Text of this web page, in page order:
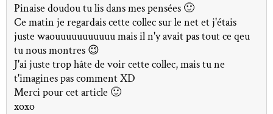
Pinaise doudou tu lis dans mes pensées 🙂
Ce matin je regardais cette collec sur le net et j'étais
juste waouuuuuuuuuuu mais il n'y avait pas tout ce qeu
tu nous montres 😉
J'ai juste trop hâte de voir cette collec, mais tu ne
t'imagines pas comment XD
Merci pour cet article 🙂
xoxo